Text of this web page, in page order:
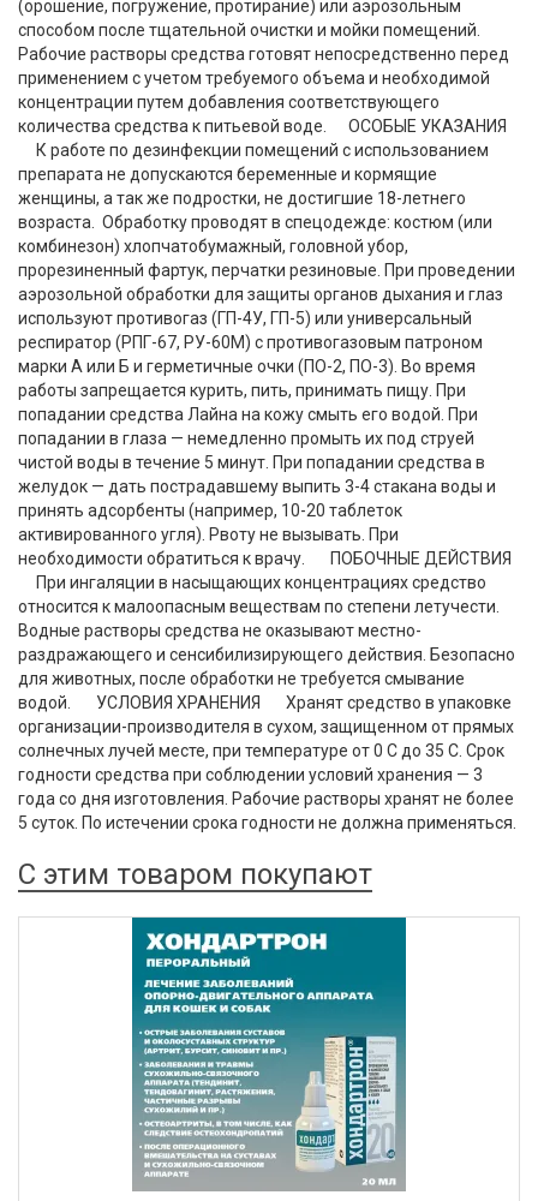
(орошение, погружение, протирание) или аэрозольным
способом после тщательной очистки и мойки помещений.
Рабочие растворы средства готовят непосредственно перед
применением с учетом требуемого объема и необходимой
концентрации путем добавления соответствующего
количества средства к питьевой воде. ОСОБЫЕ УКАЗАНИЯ
К работе по дезинфекции помещений с использованием
препарата не допускаются беременные и кормящие
женщины, а так же подростки, не достигшие 18-летнего
возраста. Обработку проводят в спецодежде: костюм (или
комбинезон) хлопчатобумажный, головной убор,
прорезиненный фартук, перчатки резиновые. При проведении
аэрозольной обработки для защиты органов дыхания и глаз
используют противогаз (ГП-4У, ГП-5) или универсальный
респиратор (РПГ-67, РУ-60М) с противогазовым патроном
марки А или Б и герметичные очки (ПО-2, ПО-3). Во время
работы запрещается курить, пить, принимать пищу. При
попадании средства Лайна на кожу смыть его водой. При
попадании в глаза — немедленно промыть их под струей
чистой воды в течение 5 минут. При попадании средства в
желудок — дать пострадавшему выпить 3-4 стакана воды и
принять адсорбенты (например, 10-20 таблеток
активированного угля). Рвоту не вызывать. При
необходимости обратиться к врачу. ПОБОЧНЫЕ ДЕЙСТВИЯ
При ингаляции в насыщающих концентрациях средство
относится к малоопасным веществам по степени летучести.
Водные растворы средства не оказывают местно-
раздражающего и сенсибилизирующего действия. Безопасно
для животных, после обработки не требуется смывание
водой. УСЛОВИЯ ХРАНЕНИЯ Хранят средство в упаковке
организации-производителя в сухом, защищенном от прямых
солнечных лучей месте, при температуре от 0 С до 35 С. Срок
годности средства при соблюдении условий хранения — 3
года со дня изготовления. Рабочие растворы хранят не более
5 суток. По истечении срока годности не должна применяться.
С этим товаром покупают